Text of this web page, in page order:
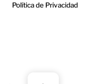
Política de Privacidad